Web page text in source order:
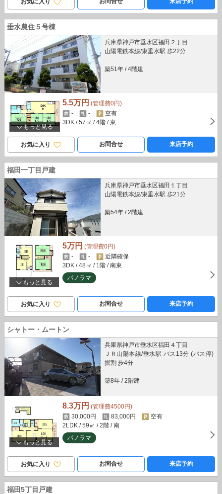
垂水農住５号棟
兵庫県神戸市垂水区福田２丁目
山陽電鉄本線/東垂水駅 歩22分
築51年 / 4階建
もっと見る
5.5万円 (管理費0円)
-
-
空有
3DK / 57㎡ / 4階 / 東
お気に入り お問合せ 来店予約
福田一丁目戸建
兵庫県神戸市垂水区福田１丁目
山陽電鉄本線/東垂水駅 歩21分
築54年 / 2階建
もっと見る
5万円 (管理費0円)
-
-
近隣確保
3DK / 48㎡ / 1階 / 南東
パノラマ
お気に入り お問合せ 来店予約
シャトー・ムートン
兵庫県神戸市垂水区福田４丁目
ＪＲ山陽本線/垂水駅 バス13分 (バス停)
掘割 歩4分
築8年 / 2階建
もっと見る
8.3万円 (管理費4500円)
30,000円
83,000円
空有
2LDK / 59㎡ / 2階 / 南
パノラマ
お気に入り お問合せ 来店予約
福田5丁目戸建